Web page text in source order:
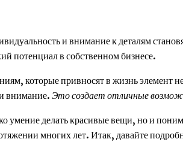
и внимание к деталям
потенциал в собственном бизнесе.
которые привносят в жизнь
внимание. Это создает отличные
умение делать красивые вещи, но и
многих лет. Итак, давайте